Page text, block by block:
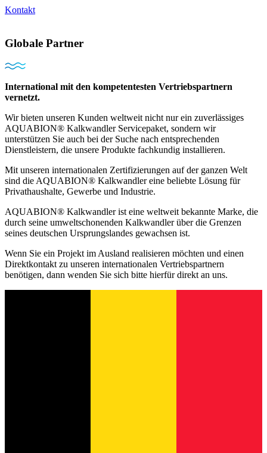
Kontakt
Globale Partner
International mit den kompetentesten Vertriebspartnern
vernetzt.
Wir bieten unseren Kunden weltweit nicht nur ein zuverlässiges
AQUABION®️ Kalkwandler Servicepaket, sondern wir
unterstützen Sie auch bei der Suche nach entsprechenden
Dienstleistern, die unsere Produkte fachkundig installieren.
Mit unseren internationalen Zertifizierungen auf der ganzen Welt
sind die AQUABION® Kalkwandler eine beliebte Lösung für
Privathaushalte, Gewerbe und Industrie.
AQUABION® Kalkwandler ist eine weltweit bekannte Marke, die
durch seine umweltschonenden Kalkwandler über die Grenzen
seines deutschen Ursprungslandes gewachsen ist.
Wenn Sie ein Projekt im Ausland realisieren möchten und einen
Direktkontakt zu unseren internationalen Vertriebspartnern
benötigen, dann wenden Sie sich bitte hierfür direkt an uns.